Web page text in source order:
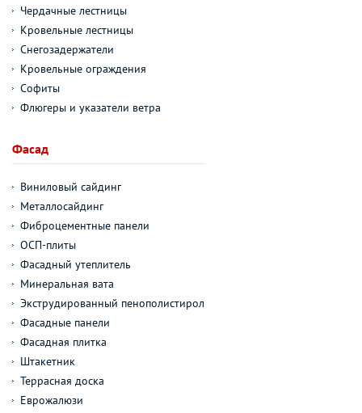
Чердачные лестницы
Кровельные лестницы
Снегозадержатели
Кровельные ограждения
Софиты
Флюгеры и указатели ветра
Фасад
Виниловый сайдинг
Металлосайдинг
Фиброцементные панели
ОСП-плиты
Фасадный утеплитель
Минеральная вата
Экструдированный пенополистирол
Фасадные панели
Фасадная плитка
Штакетник
Террасная доска
Еврожалюзи